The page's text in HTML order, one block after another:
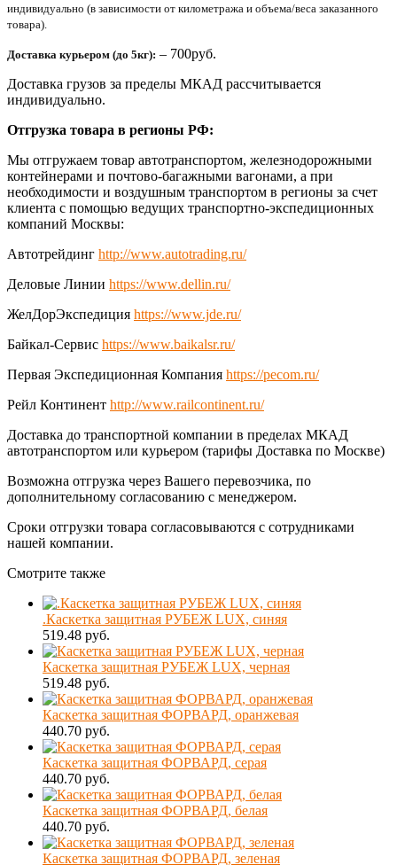
индивидуально (в зависимости от километража и объема/веса заказанного
товара).
Доставка курьером (до 5кг): – 700руб.
Доставка грузов за пределы МКАД рассчитывается
индивидуально.
Отгрузка товара в регионы РФ:
Мы отгружаем товар автотранспортом, железнодорожными
контейнерами и почтово-багажными вагонами, а при
необходимости и воздушным транспортом в регионы за счет
клиента с помощью ведущих транспортно-экспедиционных
компаний Москвы:
Автотрейдинг http://www.autotrading.ru/
Деловые Линии https://www.dellin.ru/
ЖелДорЭкспедиция https://www.jde.ru/
Байкал-Сервис https://www.baikalsr.ru/
Первая Экспедиционная Компания https://pecom.ru/
Рейл Континент http://www.railcontinent.ru/
Доставка до транспортной компании в пределах МКАД
автотранспортом или курьером (тарифы Доставка по Москве)
Возможна отгрузка через Вашего перевозчика, по
дополнительному согласованию с менеджером.
Сроки отгрузки товара согласовываются с сотрудниками
нашей компании.
Смотрите также
.Каскетка защитная РУБЕЖ LUX, синяя
519.48 руб.
Каскетка защитная РУБЕЖ LUX, черная
519.48 руб.
Каскетка защитная ФОРВАРД, оранжевая
440.70 руб.
Каскетка защитная ФОРВАРД, серая
440.70 руб.
Каскетка защитная ФОРВАРД, белая
440.70 руб.
Каскетка защитная ФОРВАРД, зеленая